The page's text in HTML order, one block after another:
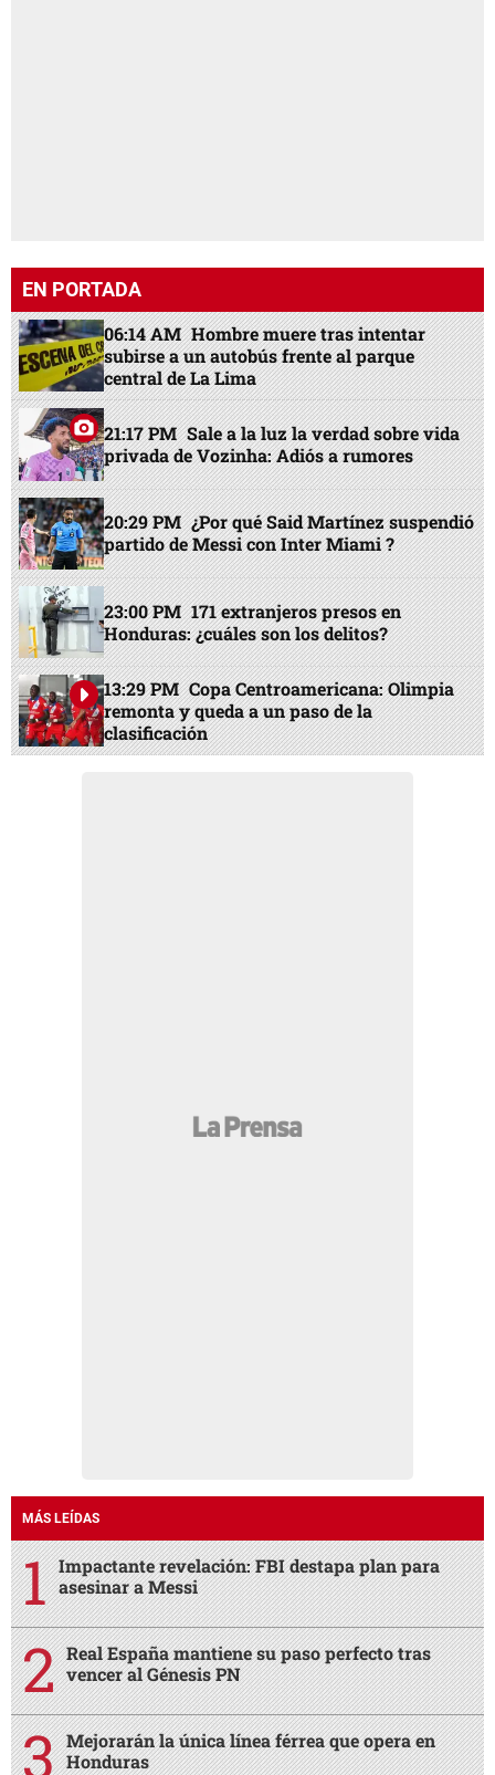
EN PORTADA
06:14 AM Hombre muere tras intentar
subirse a un autobús frente al parque
central de La Lima
21:17 PM Sale a la luz la verdad sobre vida
privada de Vozinha: Adiós a rumores
20:29 PM ¿Por qué Said Martínez suspendió
partido de Messi con Inter Miami ?
23:00 PM 171 extranjeros presos en
Honduras: ¿cuáles son los delitos?
13:29 PM Copa Centroamericana: Olimpia
remonta y queda a un paso de la
clasificación
MÁS LEÍDAS
Impactante revelación: FBI destapa plan para
asesinar a Messi
Real España mantiene su paso perfecto tras
vencer al Génesis PN
Mejorarán la única línea férrea que opera en
Honduras